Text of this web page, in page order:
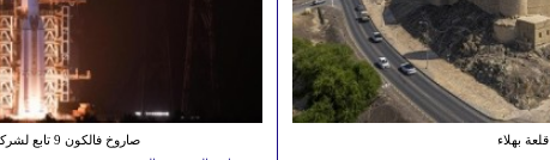
صاروخ فالكون 9 تابع لشركة سبيس إكس
قلعة بهلاء